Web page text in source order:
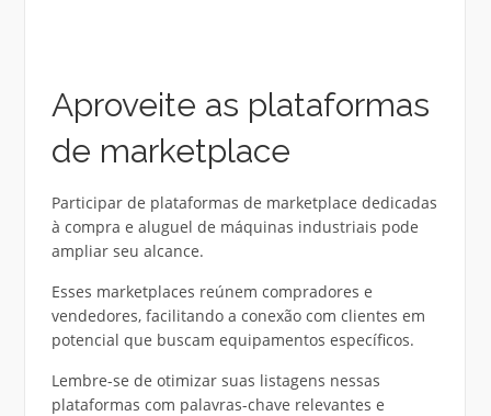
Aproveite as plataformas
de marketplace
Participar de plataformas de marketplace dedicadas
à compra e aluguel de máquinas industriais pode
ampliar seu alcance.
Esses marketplaces reúnem compradores e
vendedores, facilitando a conexão com clientes em
potencial que buscam equipamentos específicos.
Lembre-se de otimizar suas listagens nessas
plataformas com palavras-chave relevantes e